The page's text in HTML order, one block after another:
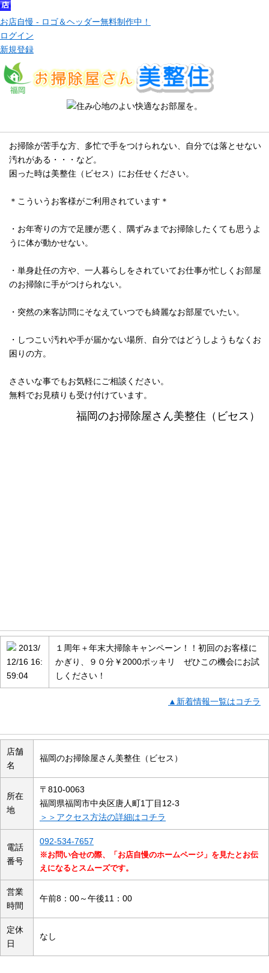
お店自慢 - ロゴ＆ヘッダー無料制作中！
ログイン
新規登録
お掃除が苦手な方、多忙で手をつけられない、自分では落とせない
汚れがある・・・など。
困った時は美整住（ビセス）にお任せください。
＊こういうお客様がご利用されています＊
・お年寄りの方で足腰が悪く、隅ずみまでお掃除したくても思うよ
うに体が動かせない。
・単身赴任の方や、一人暮らしをされていてお仕事が忙しくお部屋
のお掃除に手がつけられない。
・突然の来客訪問にそなえていつでも綺麗なお部屋でいたい。
・しつこい汚れや手が届かない場所、自分ではどうしようもなくお
困りの方。
ささいな事でもお気軽にご相談ください。
無料でお見積りも受け付けています。
福岡のお掃除屋さん美整住（ビセス）
2013/
12/16 16:
59:04
１周年＋年末大掃除キャンペーン！！初回のお客様に
かぎり、９０分￥2000ポッキリ ぜひこの機会にお試
しください！
▲新着情報一覧はコチラ
店舗
名
福岡のお掃除屋さん美整住（ビセス）
所在
地
〒810-0063
福岡県福岡市中央区唐人町1丁目12-3
＞＞アクセス方法の詳細はコチラ
電話
番号
092-534-7657
※お問い合せの際、「お店自慢のホームページ」を見たとお伝
えになるとスムーズです。
営業
時間
午前8：00～午後11：00
定休
日
なし